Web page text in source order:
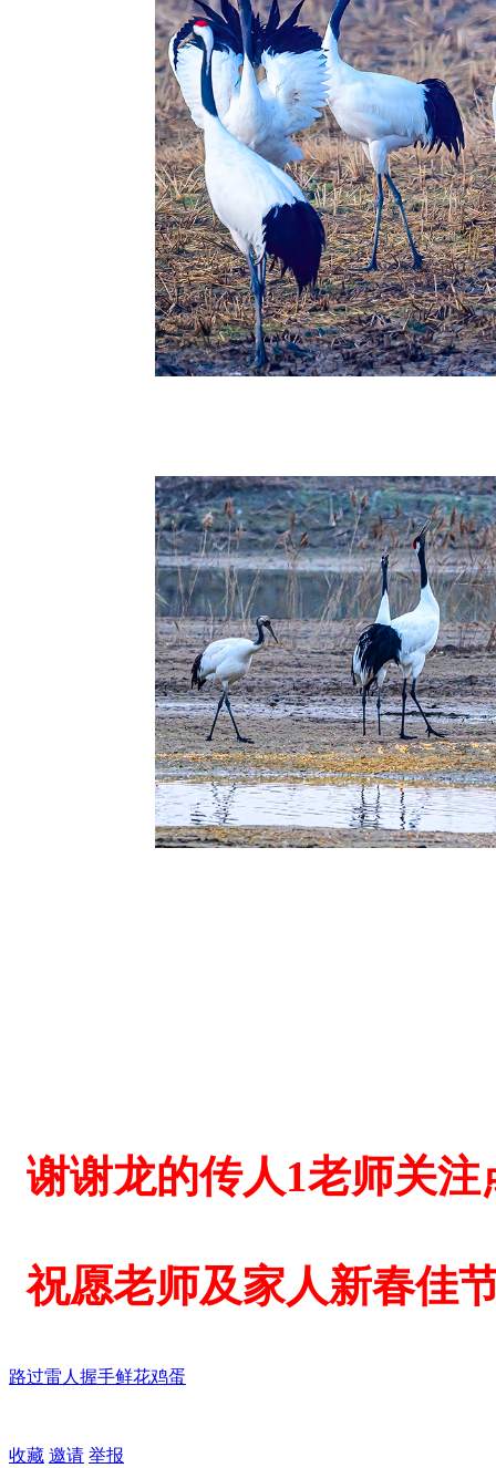
谢谢龙的传人1老师关
祝愿老师及家人新春佳
路过雷人 握手鲜花鸡蛋
收藏 邀请 举报